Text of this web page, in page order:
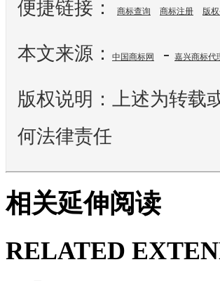
便捷链接： 商标查询 商标注册 版
本文来源： 中国商标网 - 嘉兴商标代
版权说明：上述为转载
何法律责任
相关延伸阅读
RELATED